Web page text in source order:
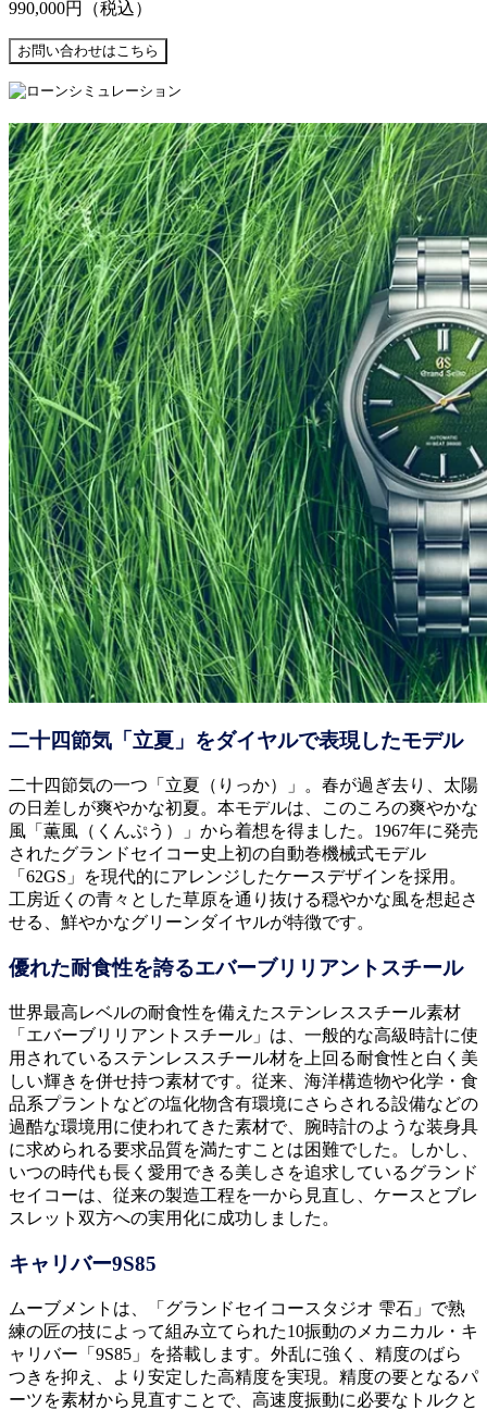
990,000円 （税込）
二十四節気「立夏」をダイヤルで表現したモデル
二十四節気の一つ「立夏（りっか）」。春が過ぎ去り、太陽
の日差しが爽やかな初夏。本モデルは、このころの爽やかな
風「薫風（くんぷう）」から着想を得ました。1967年に発売
されたグランドセイコー史上初の自動巻機械式モデル
「62GS」を現代的にアレンジしたケースデザインを採用。
工房近くの青々とした草原を通り抜ける穏やかな風を想起さ
せる、鮮やかなグリーンダイヤルが特徴です。
優れた耐食性を誇るエバーブリリアントスチール
世界最高レベルの耐食性を備えたステンレススチール素材
「エバーブリリアントスチール」は、一般的な高級時計に使
用されているステンレススチール材を上回る耐食性と白く美
しい輝きを併せ持つ素材です。従来、海洋構造物や化学・食
品系プラントなどの塩化物含有環境にさらされる設備などの
過酷な環境用に使われてきた素材で、腕時計のような装身具
に求められる要求品質を満たすことは困難でした。しかし、
いつの時代も長く愛用できる美しさを追求しているグランド
セイコーは、従来の製造工程を一から見直し、ケースとブレ
スレット双方への実用化に成功しました。
キャリバー9S85
ムーブメントは、「グランドセイコースタジオ 雫石」で熟
練の匠の技によって組み立てられた10振動のメカニカル・キ
ャリバー「9S85」を搭載します。外乱に強く、精度のばら
つきを抑え、より安定した高精度を実現。精度の要となるパ
ーツを素材から見直すことで、高速度振動に必要なトルクと